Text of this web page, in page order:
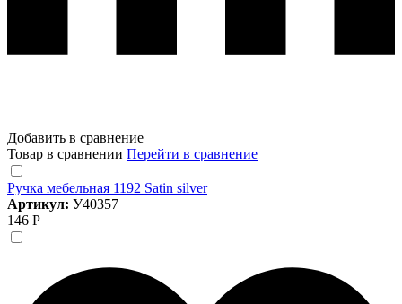
Добавить в сравнение
Товар в сравнении Перейти в сравнение
Ручка мебельная 1192 Satin silver
Артикул: У40357
146 Р